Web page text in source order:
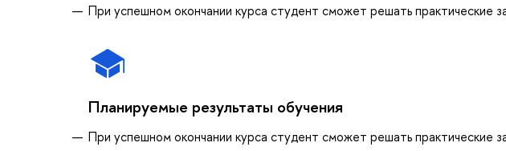
При успешном окончании курса студент сможет решать практические
Планируемые результаты обучения
При успешном окончании курса студент сможет решать практические